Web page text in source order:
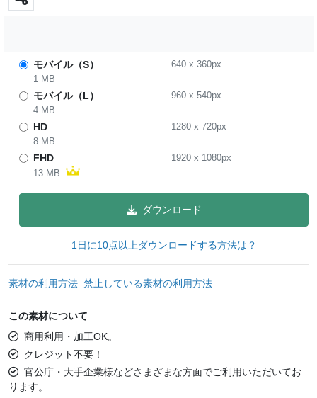
モバイル（S） 640x 360px
1 MB
モバイル（L） 960x 540px
4 MB
HD 1280x 720px
8 MB
FHD 1920x 1080px
13 MB
ダウンロード
1日に10点以上ダウンロードする方法は？
素材の利用方法 禁止している素材の利用方法
この素材について
商用利用・加工OK。
クレジット不要！
官公庁・大手企業様などさまざまな方面でご利用いただいてお
ります。